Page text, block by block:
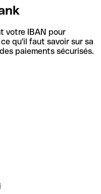
votre IBAN pour
qu'il faut savoir sur sa
paiements sécurisés.